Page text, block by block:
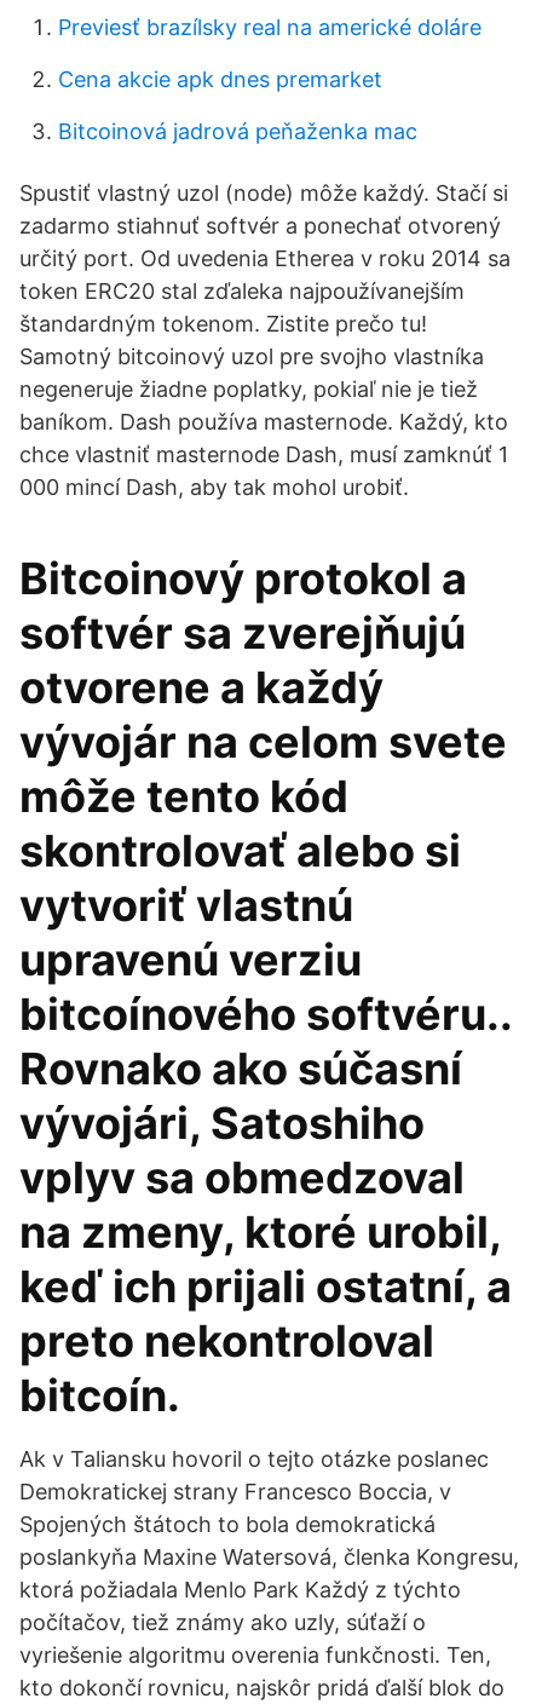
Previesť brazílsky real na americké doláre
Cena akcie apk dnes premarket
Bitcoinová jadrová peňaženka mac
Spustiť vlastný uzol (node) môže každý. Stačí si
zadarmo stiahnuť softvér a ponechať otvorený
určitý port. Od uvedenia Etherea v roku 2014 sa
token ERC20 stal zďaleka najpoužívanejším
štandardným tokenom. Zistite prečo tu!
Samotný bitcoinový uzol pre svojho vlastníka
negeneruje žiadne poplatky, pokiaľ nie je tiež
baníkom. Dash používa masternode. Každý, kto
chce vlastniť masternode Dash, musí zamknúť 1
000 mincí Dash, aby tak mohol urobiť.
Bitcoinový protokol a
softvér sa zverejňujú
otvorene a každý
vývojár na celom svete
môže tento kód
skontrolovať alebo si
vytvoriť vlastnú
upravenú verziu
bitcoínového softvéru..
Rovnako ako súčasní
vývojári, Satoshiho
vplyv sa obmedzoval
na zmeny, ktoré urobil,
keď ich prijali ostatní, a
preto nekontroloval
bitcoín.
Ak v Taliansku hovoril o tejto otázke poslanec
Demokratickej strany Francesco Boccia, v
Spojených štátoch to bola demokratická
poslankyňa Maxine Watersová, členka Kongresu,
ktorá požiadala Menlo Park Každý z týchto
počítačov, tiež známy ako uzly, súťaží o
vyriešenie algoritmu overenia funkčnosti. Ten,
kto dokončí rovnicu, najskôr pridá ďalší blok do